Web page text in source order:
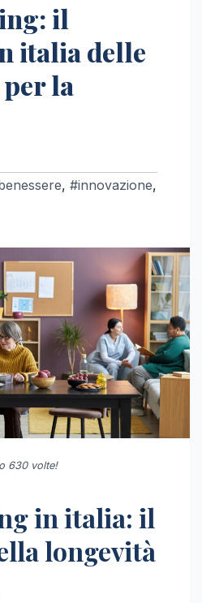
il
italia delle
la
, #innovazione,
630 volte!
in italia: il
longevità